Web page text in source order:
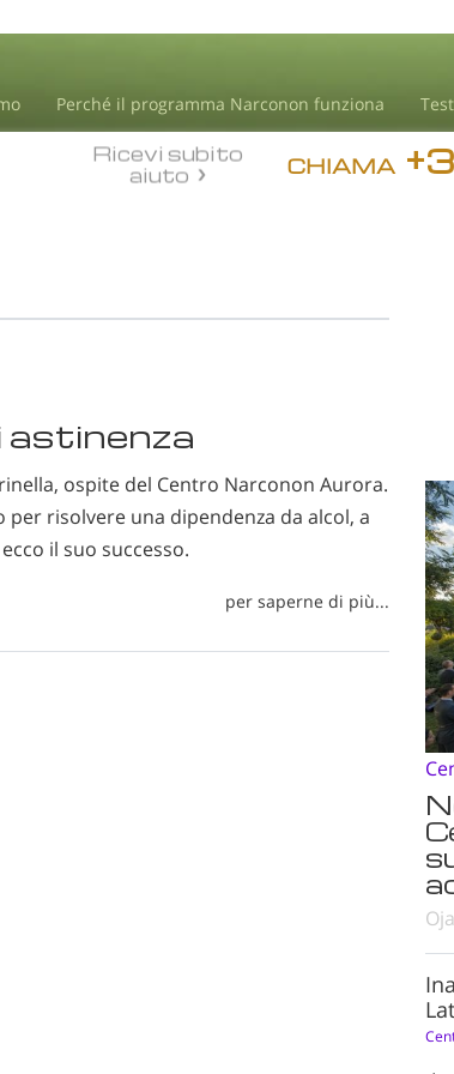
Perché il programma Narconon funziona
CHIAMA
Ricevi subito
aiuto
astinenza
ospite del Centro Narconon Aurora.
risolvere una dipendenza da alcol, a
il suo successo.
per saperne di più...